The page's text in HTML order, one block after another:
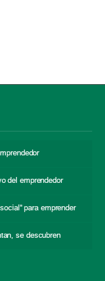
del emprendedor
para emprender
se descubren